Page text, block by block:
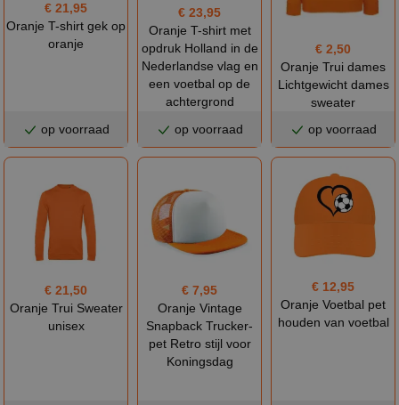
€ 21,95
Oranje T-shirt gek op
oranje
op voorraad
€ 23,95
Oranje T-shirt met
opdruk Holland in de
Nederlandse vlag en
een voetbal op de
achtergrond
op voorraad
€ 2,50
Oranje Trui dames
Lichtgewicht dames
sweater
op voorraad
€ 21,50
Oranje Trui Sweater
unisex
€ 7,95
Oranje Vintage
Snapback Trucker-
pet Retro stijl voor
Koningsdag
€ 12,95
Oranje Voetbal pet
houden van voetbal